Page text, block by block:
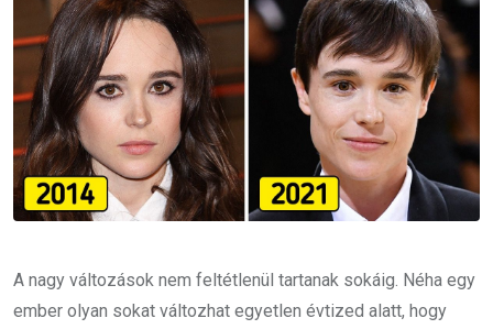
A nagy változások nem feltétlenül tartanak sokáig. Néha egy
ember olyan sokat változhat egyetlen évtized alatt, hogy